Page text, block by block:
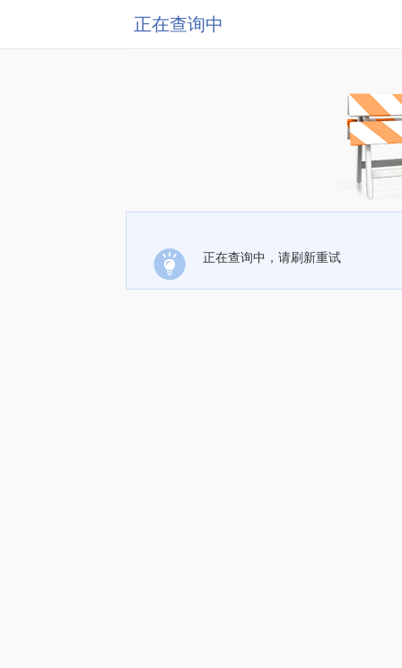
正在查询中
正在查询中，请刷新重试